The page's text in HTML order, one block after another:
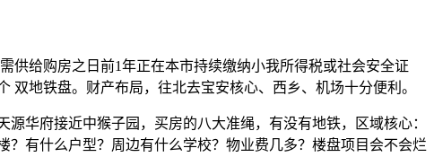
给购房之日前1年正在本市持续缴纳小我所得税或社会安全证
地铁盘。财产布局，往北去宝安核心、西乡、机场十分便利。
华府接近中猴子园，买房的八大准绳，有没有地铁，区域核心：
有什么户型？周边有什么学校？物业费几多？楼盘项目会不会烂